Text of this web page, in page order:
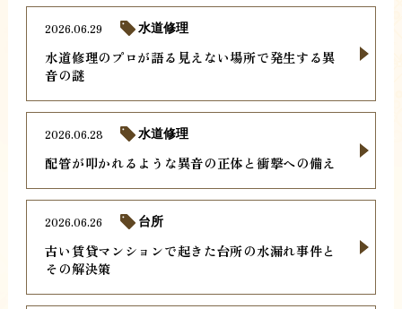
水道修理のプロが語る見えない場所で発生する異
音の謎
2026.06.29 水道修理
配管が叩かれるような異音の正体と衝撃への備え
2026.06.28 水道修理
古い賃貸マンションで起きた台所の水漏れ事件と
その解決策
2026.06.26 台所